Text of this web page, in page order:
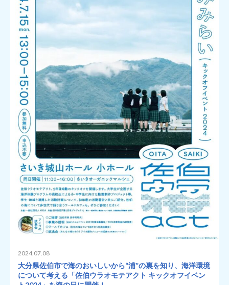
2024.07.08
大分県佐伯市で海のおいしいから“浦”の裏を知り、海洋環境
について考える「佐伯ウラオモテアクト キックオフイベン